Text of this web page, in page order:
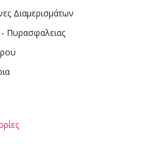
Διαμερισμάτων
- Πυρασφαλειας